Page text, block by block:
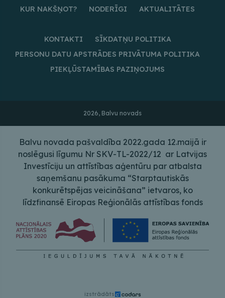
KUR NAKŠŅOT?
NODERĪGI AKTUALITĀTES
KONTAKTI
SĪKDATŅU POLITIKA
PERSONU DATU APSTRĀDES PRIVĀTUMA POLITIKA
PIEKĻŪSTAMĪBAS PAZIŅOJUMS
2026, Balvu novads
Balvu novada pašvaldība 2022.gada 12.maijā ir
noslēgusi līgumu Nr SKV-TL-2022/12 ar Latvijas
Investīciju un attīstības aģentūru par atbalsta
saņemšanu pasākuma “Starptautiskās
konkurētspējas veicināšana” ietvaros, ko
līdzfinansē Eiropas Reģionālās attīstības fonds
izstrādāts